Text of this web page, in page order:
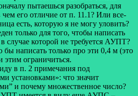
пытаешься разобраться, для
чем его отличие от п. 11.1? Или все-
есть, которую я не могу уловить?
только для того, чтобы написать
случае которой не требуется АУПТ?
написать только про эти 0,4 м (это
ограничиться.
в п. 2 примечания под
установками»: что значит
и почему множественное число?